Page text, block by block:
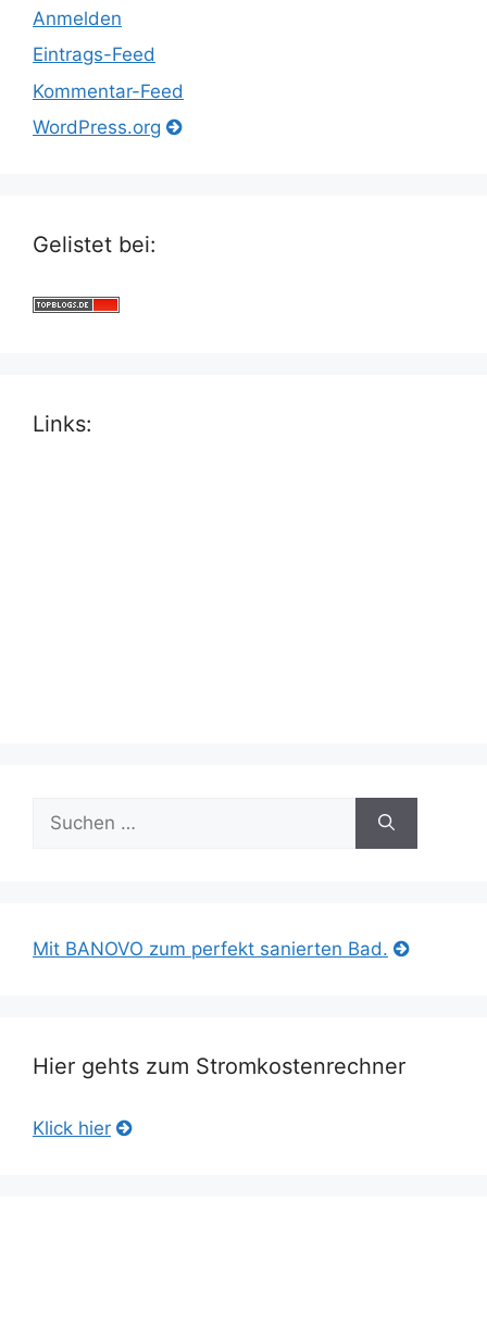
Anmelden
Eintrags-Feed
Kommentar-Feed
WordPress.org
Gelistet bei:
Links:
nach:
Mit BANOVO zum perfekt sanierten Bad.
Hier gehts zum Stromkostenrechner
Klick hier